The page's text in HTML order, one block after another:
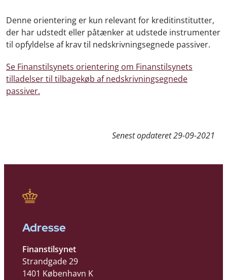
Denne orientering er kun relevant for kreditinstitutter,
der har udstedt eller påtænker at udstede instrumenter
til opfyldelse af krav til nedskrivningsegnede passiver.
Se Finanstilsynets orientering om Finanstilsynets
tilladelser til tilbagekøb af nedskrivningsegnede
passiver.
Senest opdateret29-09-2021
Adresse
Finanstilsynet
Strandgade 29
1401 København K